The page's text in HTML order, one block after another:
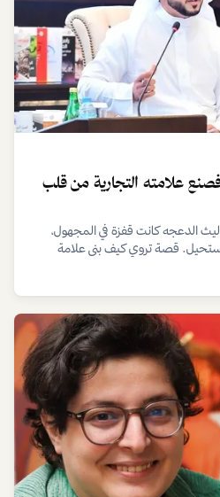
علامته التجارية من قلب
الدعجه كانت قفزة في المجهول،
قصة تروي كيف بنى علامة
بإصرار وعزيمة.